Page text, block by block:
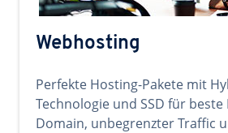
Webhosting
Perfekte Hosting-Pakete mit
Technologie und SSD für
Domain, unbegrenzter Traffic